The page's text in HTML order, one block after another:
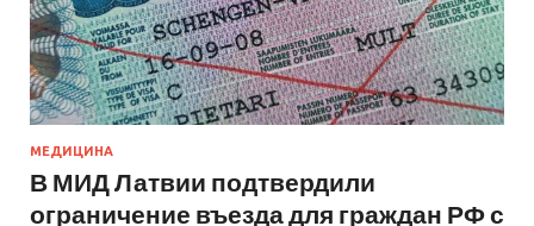
МЕДИЦИНА
В МИД Латвии подтвердили
ограничение въезда для граждан РФ с